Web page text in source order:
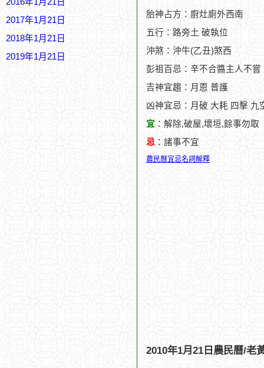
2017年1月21日
2018年1月21日
2019年1月21日
胎神占方：廚灶廁外西南
五行：路旁土 破執位
沖煞：沖牛(乙丑)煞西
彭祖百忌：辛不合醬主人不
吉神宜趨：月恩 普護
凶神宜忌：月破 大耗 四擊 九
宜 ：解除,破屋,壞垣,餘事勿取
忌 ：諸事不宜
農民曆宜忌名詞解釋
2010年1月21日農民曆/老